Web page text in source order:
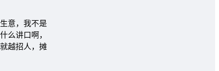
意，我不是
么讲口啊，
越招人，摊